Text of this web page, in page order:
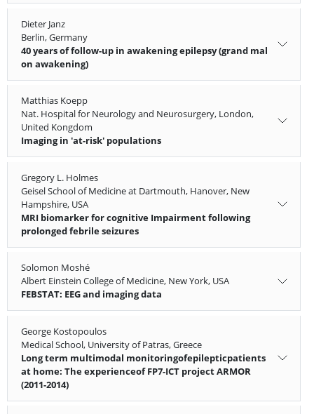
Dieter Janz
Berlin, Germany
40 years of follow-up in awakening epilepsy (grand mal
on awakening)
Matthias Koepp
Nat. Hospital for Neurology and Neurosurgery, London,
United Kongdom
Imaging in 'at-risk' populations
Gregory L. Holmes
Geisel School of Medicine at Dartmouth, Hanover, New
Hampshire, USA
MRI biomarker for cognitive Impairment following
prolonged febrile seizures
Solomon Moshé
Albert Einstein College of Medicine, New York, USA
FEBSTAT: EEG and imaging data
George Kostopoulos
Medical School, University of Patras, Greece
Long term multimodal monitoringofepilepticpatients
at home: The experienceof FP7-ICT project ARMOR
(2011-2014)